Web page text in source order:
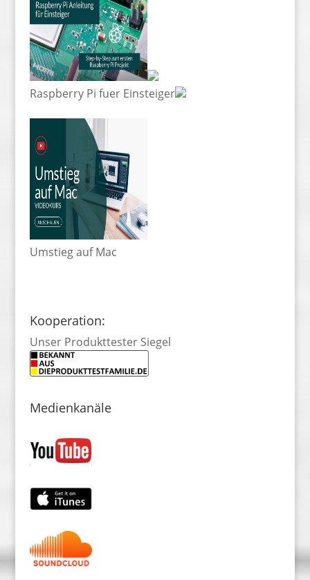
Raspberry Pi fuer Einsteiger
Umstieg auf Mac
Kooperation:
Unser Produkttester Siegel
Medienkanäle